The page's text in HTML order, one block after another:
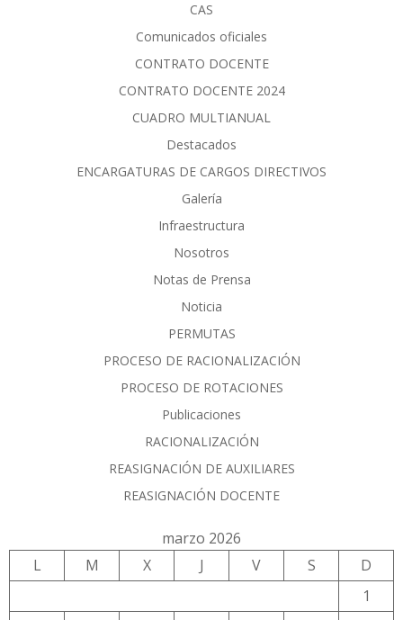
CAS
Comunicados oficiales
CONTRATO DOCENTE
CONTRATO DOCENTE 2024
CUADRO MULTIANUAL
Destacados
ENCARGATURAS DE CARGOS DIRECTIVOS
Galería
Infraestructura
Nosotros
Notas de Prensa
Noticia
PERMUTAS
PROCESO DE RACIONALIZACIÓN
PROCESO DE ROTACIONES
Publicaciones
RACIONALIZACIÓN
REASIGNACIÓN DE AUXILIARES
REASIGNACIÓN DOCENTE
marzo 2026
L
M X J V S
D
1